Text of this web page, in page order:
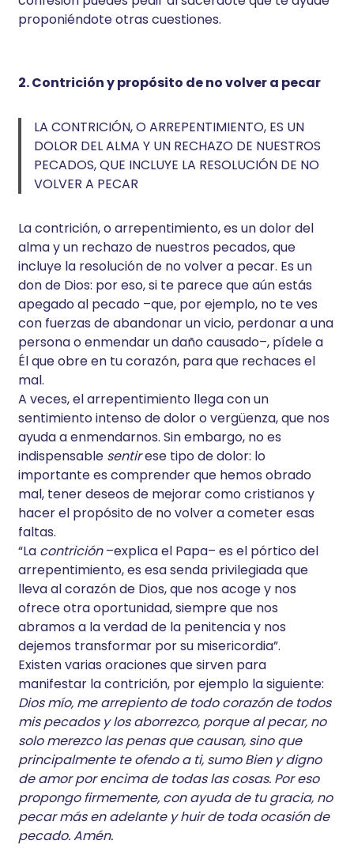
proponiéndote otras cuestiones.
2. Contrición y propósito de no volver a pecar
LA CONTRICIÓN, O ARREPENTIMIENTO, ES UN
DOLOR DEL ALMA Y UN RECHAZO DE NUESTROS
PECADOS, QUE INCLUYE LA RESOLUCIÓN DE NO
VOLVER A PECAR
La contrición, o arrepentimiento, es un dolor del
alma y un rechazo de nuestros pecados, que
incluye la resolución de no volver a pecar. Es un
don de Dios: por eso, si te parece que aún estás
apegado al pecado –que, por ejemplo, no te ves
con fuerzas de abandonar un vicio, perdonar a una
persona o enmendar un daño causado–, pídele a
Él que obre en tu corazón, para que rechaces el
mal.
A veces, el arrepentimiento llega con un
sentimiento intenso de dolor o vergüenza, que nos
ayuda a enmendarnos. Sin embargo, no es
indispensable sentirese tipo de dolor: lo
importante es comprender que hemos obrado
mal, tener deseos de mejorar como cristianos y
hacer el propósito de no volver a cometer esas
faltas.
“La contrición–explica el Papa– es el pórtico del
arrepentimiento, es esa senda privilegiada que
lleva al corazón de Dios, que nos acoge y nos
ofrece otra oportunidad, siempre que nos
abramos a la verdad de la penitencia y nos
dejemos transformar por su misericordia”.
Existen varias oraciones que sirven para
manifestar la contrición, por ejemplo la siguiente:
Dios mío, me arrepiento de todo corazón de todos
mis pecados y los aborrezco, porque al pecar, no
solo merezco las penas que causan, sino que
principalmente te ofendo a ti, sumo Bien y digno
de amor por encima de todas las cosas. Por eso
propongo firmemente, con ayuda de tu gracia, no
pecar más en adelante y huir de toda ocasión de
pecado. Amén.